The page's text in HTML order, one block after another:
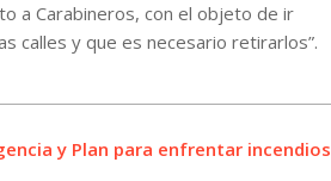
a Carabineros, con el objeto de ir
calles y que es necesario retirarlos”.
y Plan para enfrentar incendios